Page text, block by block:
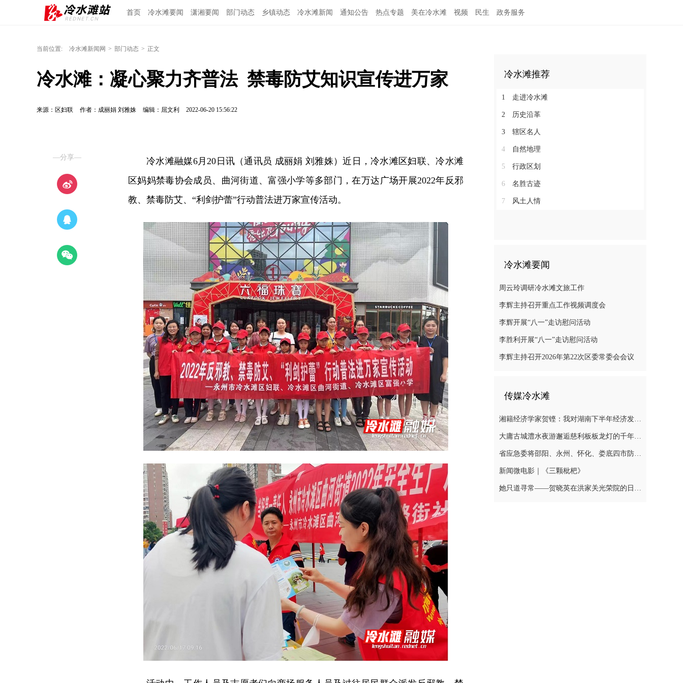
首页 冷水滩要闻 潇湘要闻 部门动态 乡镇动态 冷水滩新闻 通知公告 热点专题 美在冷水滩 视频 民生 政务服务
当前位置: 冷水滩新闻网 > 部门动态 > 正文
冷水滩：凝心聚力齐普法  禁毒防艾知识宣传进万家
来源：区妇联 作者：成丽娟 刘雅姝 编辑：屈文利 2022-06-20 15:56:22
—分享—
冷水滩融媒6月20日讯（通讯员 成丽娟 刘雅姝）近日，冷水滩区妇联、冷水滩
区妈妈禁毒协会成员、曲河街道、富强小学等多部门，在万达广场开展2022年反邪
教、禁毒防艾、“利剑护蕾”行动普法进万家宣传活动。
冷水滩推荐
1 走进冷水滩
2 历史沿革
3 辖区名人
4 自然地理
5 行政区划
6 名胜古迹
7 风土人情
冷水滩要闻
周云玲调研冷水滩文旅工作
李辉主持召开重点工作视频调度会
李辉开展“八一”走访慰问活动
李胜利开展“八一”走访慰问活动
李辉主持召开2026年第22次区委常委会会议
传媒冷水滩
湘籍经济学家贺铿：我对湖南下半年经济发展有信心
大庸古城澧水夜游邂逅慈利板板龙灯的千年浪漫
省应急委将邵阳、永州、怀化、娄底四市防汛抗灾应急响应提升至三级
新闻微电影｜《三颗枇杷》
她只道寻常——贺晓英在洪家关光荣院的日与夜